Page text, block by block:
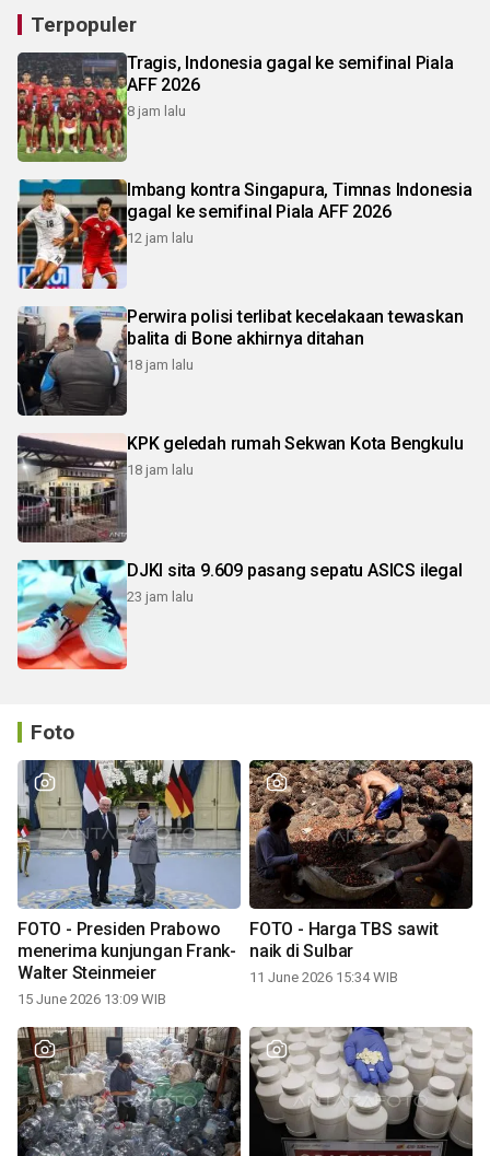
Terpopuler
Tragis, Indonesia gagal ke semifinal Piala
AFF 2026
8 jam lalu
Imbang kontra Singapura, Timnas Indonesia
gagal ke semifinal Piala AFF 2026
12 jam lalu
Perwira polisi terlibat kecelakaan tewaskan
balita di Bone akhirnya ditahan
18 jam lalu
KPK geledah rumah Sekwan Kota Bengkulu
18 jam lalu
DJKI sita 9.609 pasang sepatu ASICS ilegal
23 jam lalu
Foto
FOTO - Presiden Prabowo
menerima kunjungan Frank-
Walter Steinmeier
15 June 2026 13:09 WIB
FOTO - Harga TBS sawit
naik di Sulbar
11 June 2026 15:34 WIB